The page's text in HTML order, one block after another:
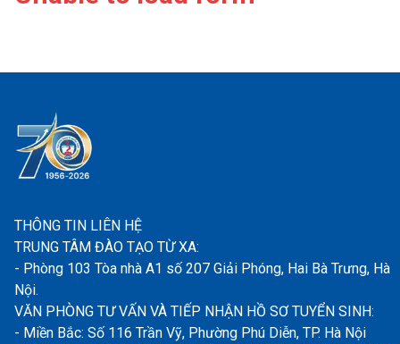
THÔNG TIN LIÊN HỆ
TRUNG TÂM ĐÀO TẠO TỪ XA:
- Phòng 103 Tòa nhà A1 số 207 Giải Phóng, Hai Bà Trưng, Hà
Nội.
VĂN PHÒNG TƯ VẤN VÀ TIẾP NHẬN HỒ SƠ TUYỂN SINH:
- Miền Bắc: Số 116 Trần Vỹ, Phường Phú Diễn, TP. Hà Nội